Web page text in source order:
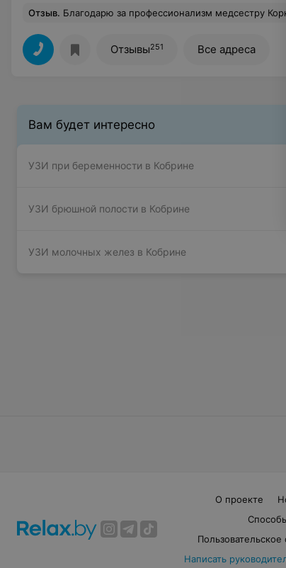
Отзыв. Благодарю за профессионализм медсестру Коркош Ольгу, брала кровь из вены абсолютно безболезненно, ответила на все
Отзывы251 Все адреса
Вам будет интересно
УЗИ при беременности в Кобрине
УЗИ брюшной полости в Кобрине
УЗИ молочных желез в Кобрине
О проекте
Написать